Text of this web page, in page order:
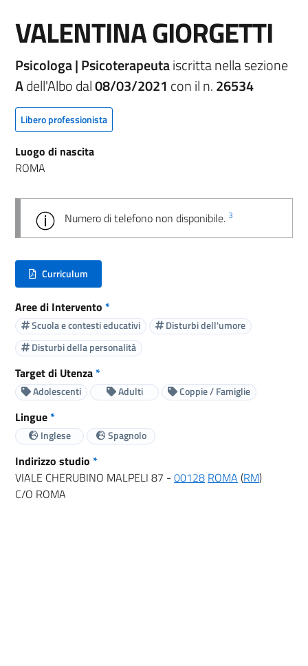
VALENTINA GIORGETTI
Psicologa | Psicoterapeutaiscritta nella sezione
Adell'Albo dal08/03/2021 con il n.26534
Libero professionista
Luogo di nascita
ROMA
Numero di telefono non disponibile. 3
Curriculum
(nuova scheda - new tab)
Aree di Intervento *
Scuola e contesti educativi
Disturbi dell'umore
Disturbi della personalità
Target di Utenza*
Adolescenti Adulti Coppie / Famiglie
Lingue*
Inglese Spagnolo
Indirizzo studio *
VIALE CHERUBINO MALPELI 87 - 00128 ROMA (RM)
C/O ROMA